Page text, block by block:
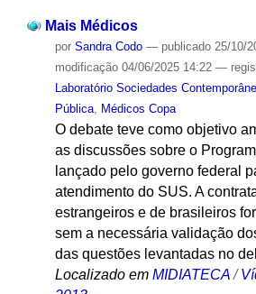
Mais Médicos
por Sandra Codo — publicado25/10/
modificação04/06/2025 14:22 —
Laboratório Sociedades
Pública, Médicos Copa
O debate teve como objetivo
as discussões sobre o
lançado pelo governo federal
atendimento do SUS. A
estrangeiros e de brasileiros
sem a necessária validação
das questões levantadas no
Localizado em MIDIATECA /